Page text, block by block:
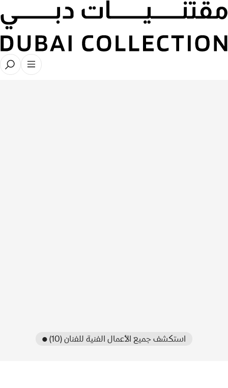
● استكشف جميع الأعمال الفنية للفنان (10)